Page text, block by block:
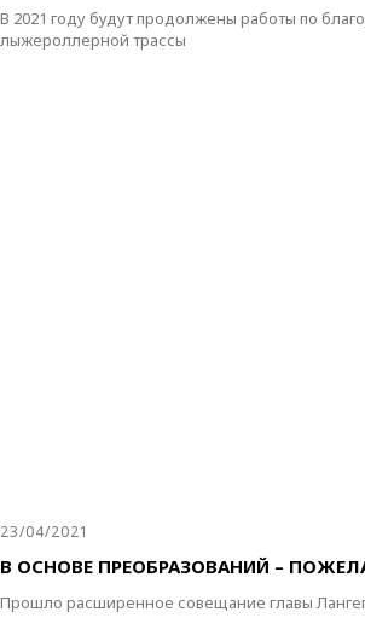
В 2021 году будут продолжены работы по
лыжероллерной трассы
23/04/2021
В ОСНОВЕ ПРЕОБРАЗОВАНИЙ –
Прошло расширенное совещание главы